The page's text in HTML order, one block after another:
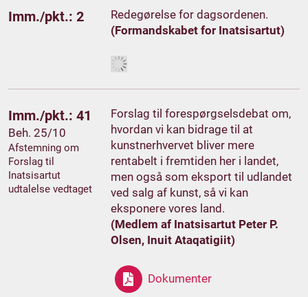
Imm./pkt.: 2
Redegørelse for dagsordenen.
(Formandskabet for Inatsisartut)
Imm./pkt.: 41
Beh. 25/10
Afstemning om
Forslag til
Inatsisartut
udtalelse vedtaget
Forslag til forespørgselsdebat om,
hvordan vi kan bidrage til at
kunstnerhvervet bliver mere
rentabelt i fremtiden her i landet,
men også som eksport til udlandet
ved salg af kunst, så vi kan
eksponere vores land.
(Medlem af Inatsisartut Peter P.
Olsen, Inuit Ataqatigiit)
Dokumenter